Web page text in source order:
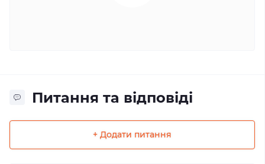
Питання та відповіді
+ Додати питання